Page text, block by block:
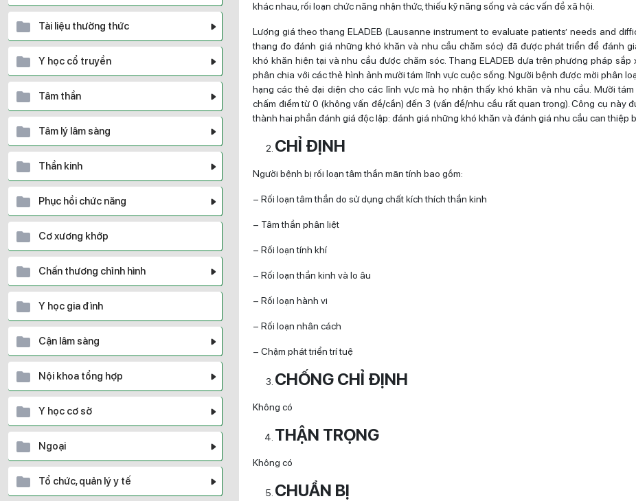
Tài liệu thường thức
Y học cổ truyền
Tâm thần
Tâm lý lâm sàng
Thần kinh
Phục hồi chức năng
Cơ xương khớp
Chấn thương chỉnh hình
Y học gia đình
Cận lâm sàng
Nội khoa tổng hợp
Y học cơ sở
Ngoại
Tổ chức, quản lý y tế
khác nhau, rối loạn chức năng nhận thức, thiếu kỹ năng sống và các vấn đề xã hội.
Lượng giá theo thang ELADEB (Lausanne instrument to evaluate patients’ needs and
thang đo đánh giá những khó khăn và nhu cầu chăm sóc) đã được phát triển để đánh
khó khăn hiện tại và nhu cầu được chăm sóc. Thang ELADEB dựa trên phương pháp sắp
phân chia với các thẻ hình ảnh mười tám lĩnh vực cuộc sống. Người bệnh được mời phân
hạng các thẻ đại diện cho các lĩnh vực mà họ nhận thấy khó khăn và nhu cầu. Mười
chấm điểm từ 0 (không vấn đề/cần) đến 3 (vấn đề/nhu cầu rất quan trọng). Công cụ này
thành hai phần đánh giá độc lập: đánh giá những khó khăn và đánh giá nhu cầu can thiệp
CHỈ ĐỊNH
Người bệnh bị rối loạn tâm thần mãn tính bao gồm:
– Rối loạn tâm thần do sử dụng chất kích thích thần kinh
– Tâm thần phân liệt
– Rối loạn tính khí
– Rối loạn thần kinh và lo âu
– Rối loạn hành vi
– Rối loạn nhân cách
– Chậm phát triển trí tuệ
CHỐNG CHỈ ĐỊNH
Không có
THẬN TRỌNG
Không có
CHUẨN BỊ